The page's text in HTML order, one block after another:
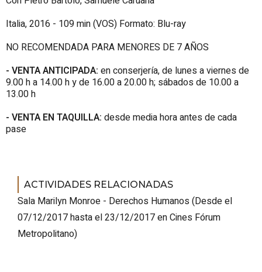
Italia, 2016 - 109 min (VOS) Formato: Blu-ray
NO RECOMENDADA PARA MENORES DE 7 AÑOS
- VENTA ANTICIPADA: en conserjería, de lunes a viernes de
9.00 h a 14.00 h y de 16.00 a 20.00 h; sábados de 10.00 a
13.00 h
- VENTA EN TAQUILLA: desde media hora antes de cada
pase
ACTIVIDADES RELACIONADAS
Sala Marilyn Monroe - Derechos Humanos (Desde el
07/12/2017 hasta el 23/12/2017en Cines Fórum
Metropolitano)